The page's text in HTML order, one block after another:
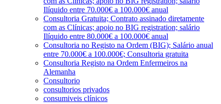
Ilíquido entre 70.000€ a 100.000€ anual
Consultoria Gratuita; Contrato assinado diretamente
com as Clínicas; apoio no BIG registration; salário
Ilíquido entre 80.000€ a 100.000€ anual
Consultoria no Registo na Ordem (BIG); Salário anual
entre 70.000€ a 100.000€; Consultoria gratuita
Consultoria Registo na Ordem Enfermeiros na
Alemanha
Consultorio
consultorios privados
consumiveis clínicos